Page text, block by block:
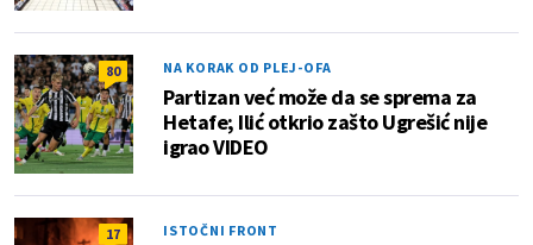
80 NA KORAK OD PLEJ-OFA
Partizan već može da se sprema za
Hetafe; Ilić otkrio zašto Ugrešić nije
igrao VIDEO
17 ISTOČNI FRONT